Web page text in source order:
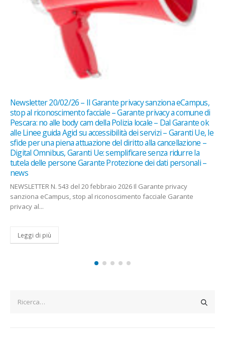
Newsletter 20/02/26 – Il Garante privacy sanziona eCampus,
stop al riconoscimento facciale – Garante privacy a comune di
Pescara: no alle body cam della Polizia locale – Dal Garante ok
alle Linee guida Agid su accessibilità dei servizi – Garanti Ue, le
sfide per una piena attuazione del diritto alla cancellazione –
Digital Omnibus, Garanti Ue: semplificare senza ridurre la
tutela delle persone Garante Protezione dei dati personali –
news
NEWSLETTER N. 543 del 20 febbraio 2026 Il Garante privacy
sanziona eCampus, stop al riconoscimento facciale Garante
privacy al...
Leggi di più